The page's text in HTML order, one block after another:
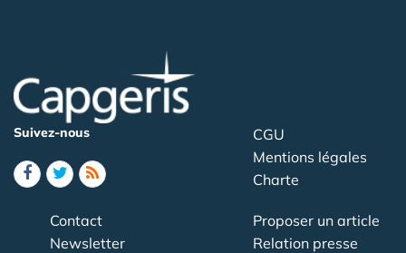
Suivez-nous
CGU
Mentions légales
Charte
Contact
Newsletter
Proposer un article
Relation presse